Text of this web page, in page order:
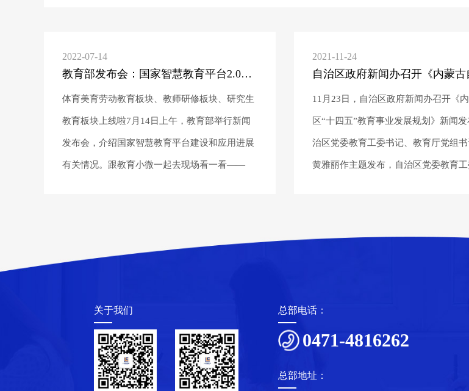
2022-07-14
教育部发布会：国家智慧教育平台2.0版本新增这些内容
体育美育劳动教育板块、教师研修板块、研究生
教育板块上线啦7月14日上午，教育部举行新闻
发布会，介绍国家智慧教育平台建设和应用进展
有关情况。跟教育小微一起去现场看一看——
2021-11-24
11月23日，自治区政府新闻办召开《
区“十四五”教育事业发展规划》新闻
治区党委教育工委书记、教育厅党组
黄雅丽作主题发布，自治区党委教育
关于我们 总部电话：
0471-4816262
总部地址：